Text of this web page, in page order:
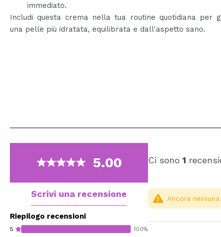
immediato.
Includi questa crema nella tua routine quotidiana per
una pelle più idratata, equilibrata e dall'aspetto sano.
5.00
Scrivi una recensione
Riepilogo recensioni
5 100%
Ci sono 1
Ancora